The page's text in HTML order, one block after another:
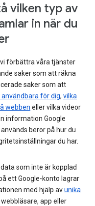
vilken typ av
in när du
förbättra våra tjänster
saker som att räkna
saker som att
för dig, vilka
webben eller vilka videor
information Google
beror på hur du
du har.
som inte är kopplad
ett Google-konto lagrar
med hjälp avunika
app eller